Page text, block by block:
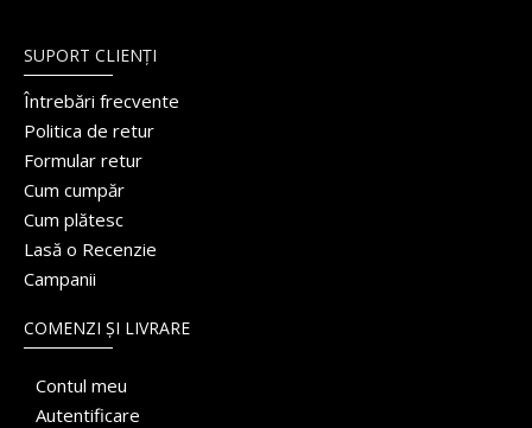
SUPORT CLIENȚI
Întrebări frecvente
Politica de retur
Formular retur
Cum cumpăr
Cum plătesc
Lasă o Recenzie
Campanii
COMENZI ȘI LIVRARE
Contul meu
Autentificare